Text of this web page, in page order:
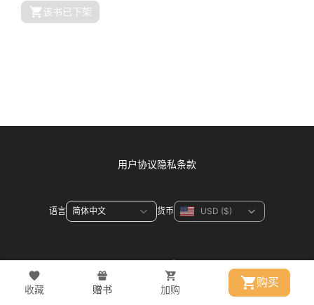
该书已下架
收藏 赠书 加购
购买
用户协议隐私条款
语言 货币
© 2026 WeDevote Bible All right reserved